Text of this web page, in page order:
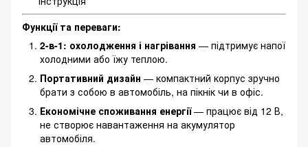
Функції та переваги:
2-в-1: охолодження і нагрівання — підтримує напої
холодними або їжу теплою.
Портативний дизайн — компактний корпус зручно
брати з собою в автомобіль, на пікнік чи в офіс.
Економічне споживання енергії— працює від 12 В,
не створює навантаження на акумулятор
автомобіля.